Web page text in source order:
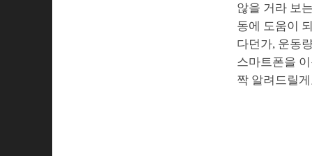
않을 거라 보
동에 도움이
다던가, 운동
스마트폰을
짝 알려드릴